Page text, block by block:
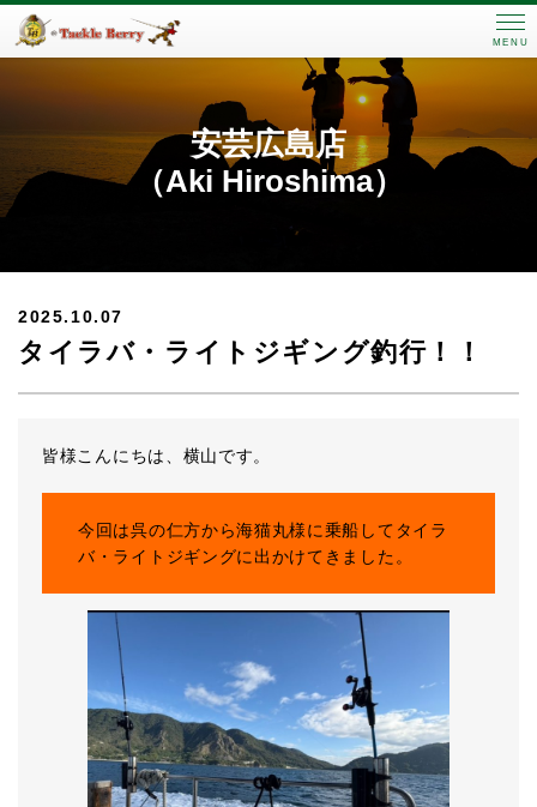
MENU
安芸広島店
（Aki Hiroshima）
2025.10.07
タイラバ・ライトジギング釣行！！
皆様こんにちは、横山です。
今回は呉の仁方から海猫丸様に乗船してタイラ
バ・ライトジギングに出かけてきました。